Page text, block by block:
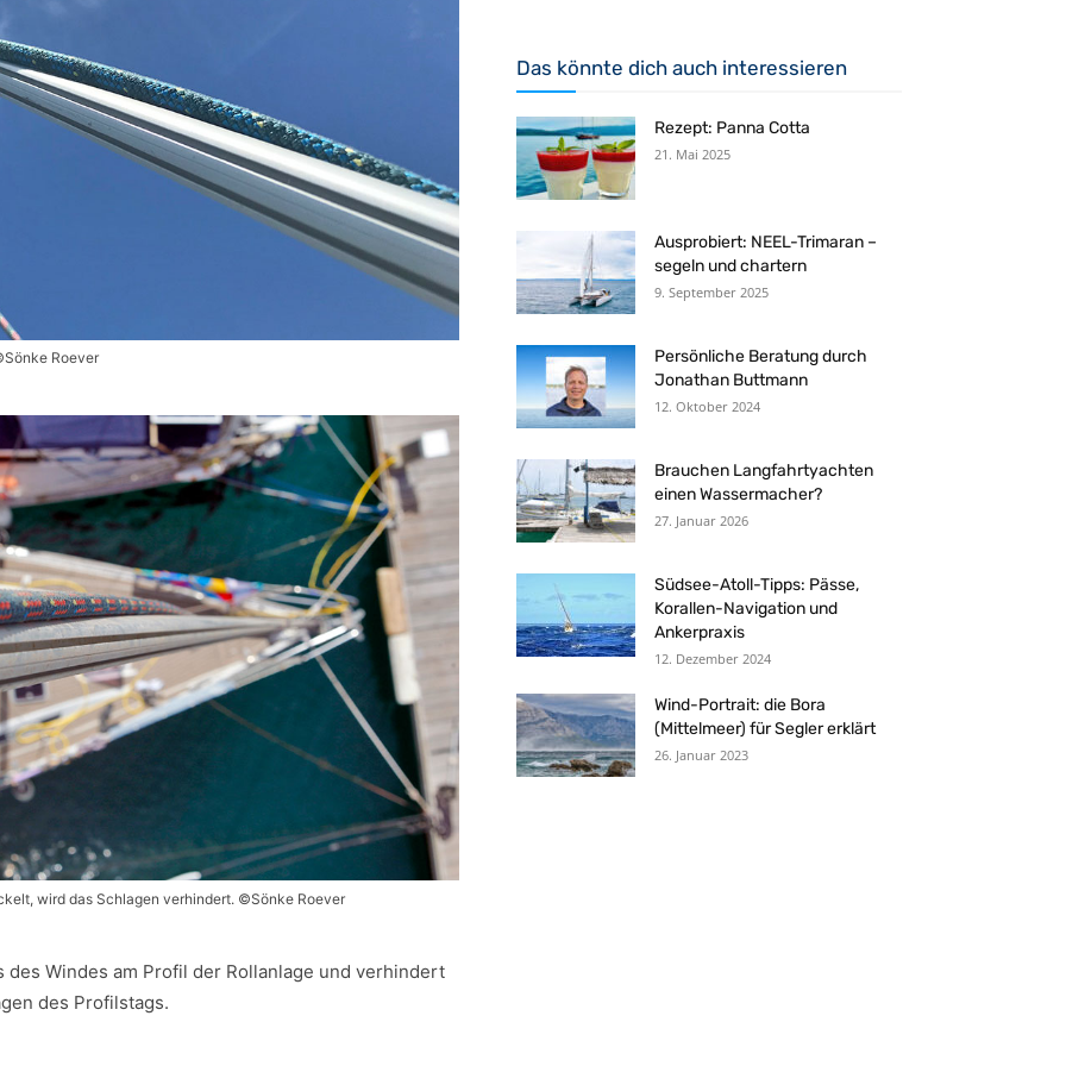
Roever
wird das Schlagen verhindert. ©Sönke Roever
Windes am Profil der Rollanlage und verhindert
des Profilstags.
Das könnte dich auch interessieren
Rezept: Panna Cotta
21. Mai 2025
Ausprobiert: NEEL-Trimaran –
segeln und chartern
9. September 2025
Persönliche Beratung durch
Jonathan Buttmann
12. Oktober 2024
Brauchen Langfahrtyachten
einen Wassermacher?
27. Januar 2026
Südsee-Atoll-Tipps: Pässe,
Korallen-Navigation und
Ankerpraxis
12. Dezember 2024
Wind-Portrait: die Bora
(Mittelmeer) für Segler erklärt
26. Januar 2023